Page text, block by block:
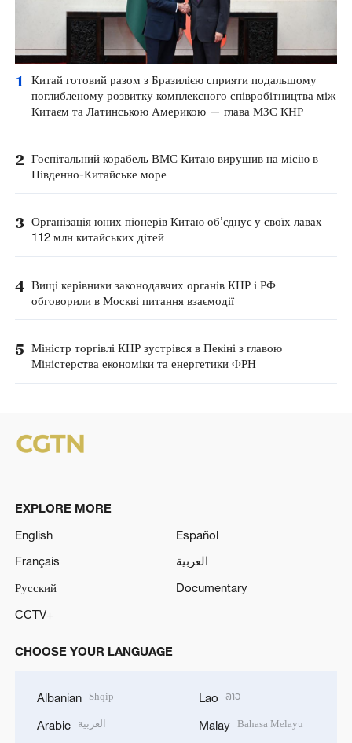
1
Китай готовий разом з Бразилією сприяти подальшому
поглибленому розвитку комплексного співробітництва між
Китаєм та Латинською Америкою — глава МЗС КНР
2 Госпітальний корабель ВМС Китаю вирушив на місію в
Південно-Китайське море
3 Організація юних піонерів Китаю об’єднує у своїх лавах
112 млн китайських дітей
4 Вищі керівники законодавчих органів КНР і РФ
обговорили в Москві питання взаємодії
5 Міністр торгівлі КНР зустрівся в Пекіні з главою
Міністерства економіки та енергетики ФРН
EXPLORE MORE
English
Español
Français
العربية
Русский
Documentary
CCTV+
CHOOSE YOUR LANGUAGE
Albanian Shqip
Arabic العربية
Lao ລາວ
Malay Bahasa Melayu